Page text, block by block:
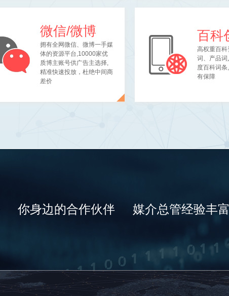
微信/微博
拥有全网微信、微博一手媒
体的资源平台,10000家优
质博主账号供广告主选择,
精准快速投放，杜绝中间商
差价
百科
高权重百
词、产品
度百科词
有保障
你身边的合作伙伴 媒介总管经验丰富